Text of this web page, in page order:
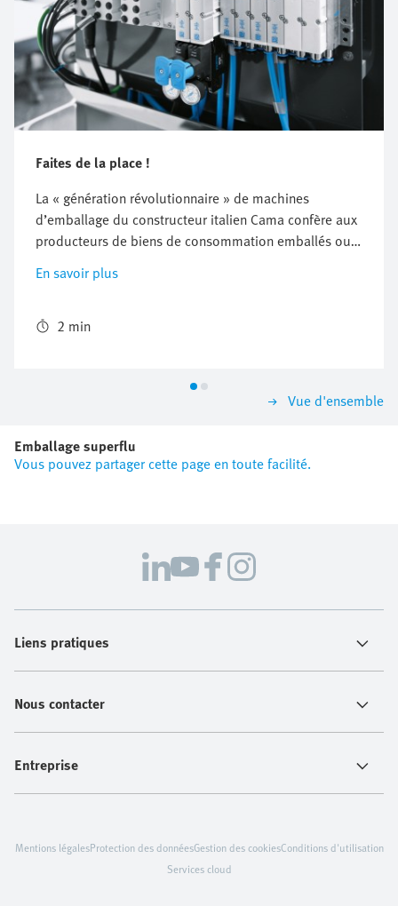
Faites de la place !
La « génération révolutionnaire » de machines
d’emballage du constructeur italien Cama confère aux
producteurs de biens de consommation emballés ou
de médicaments un sentiment d’espace totalement
nouveau dans leurs usines. En effet, les nouvelles
grâce aux terminaux de distributeurs CPX/MPA.
En savoir plus
2 min
Vue d'ensemble
Emballage superflu
Vous pouvez partager cette page en toute facilité.
Liens pratiques
Nous contacter
Entreprise
Mentions légalesProtection des donnéesGestion des cookiesConditions d'utilisation
Services cloud